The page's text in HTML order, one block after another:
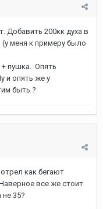
Добавить 200кк духа в
меня к примеру было
пушка. Опять
и опять же у
быть ?
как бегают
все же стоит
35?